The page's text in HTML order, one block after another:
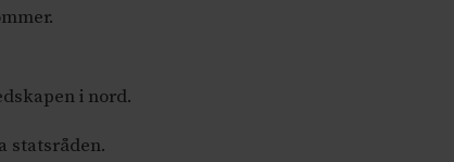
i nord.
statsråden.